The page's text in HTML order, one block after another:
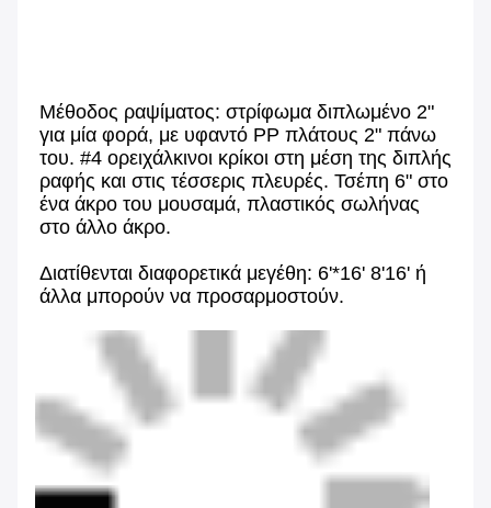
Μέθοδος ραψίματος: στρίφωμα διπλωμένο 2"
για μία φορά, με υφαντό PP πλάτους 2" πάνω
του. #4 ορειχάλκινοι κρίκοι στη μέση της διπλής
ραφής και στις τέσσερις πλευρές. Τσέπη 6" στο
ένα άκρο του μουσαμά, πλαστικός σωλήνας
στο άλλο άκρο.
Διατίθενται διαφορετικά μεγέθη: 6'*16' 8'16' ή
άλλα μπορούν να προσαρμοστούν.